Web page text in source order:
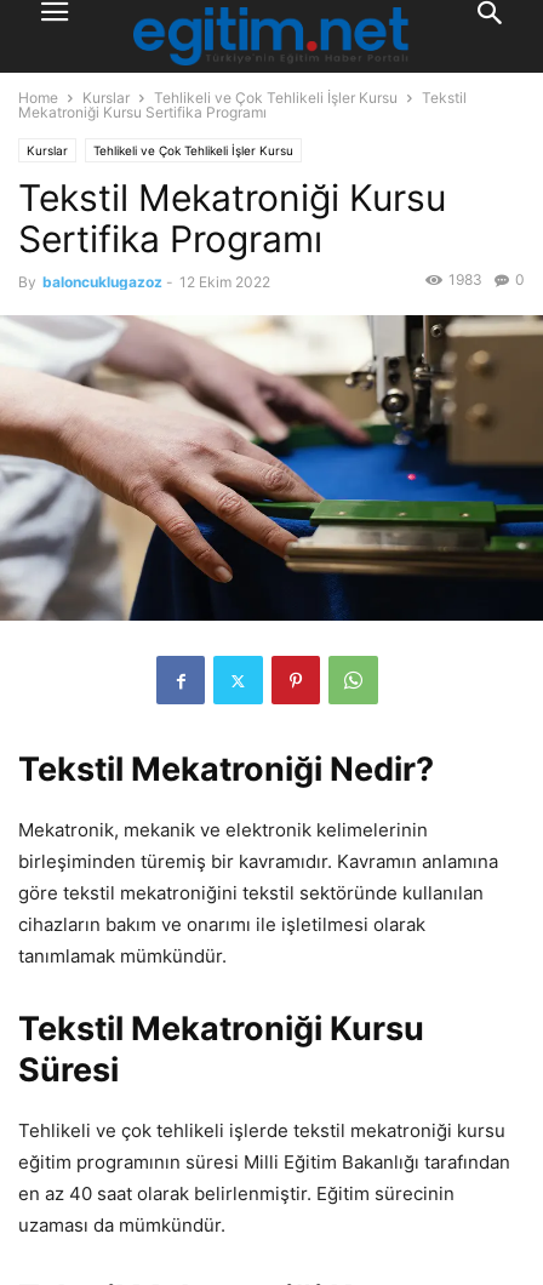
Home Kurslar Tehlikeli ve Çok Tehlikeli İşler Kursu
Tekstil
Mekatroniği Kursu Sertifika Programı
Kurslar Tehlikeli ve Çok Tehlikeli İşler Kursu
Tekstil Mekatroniği Kursu
Sertifika Programı
By baloncuklugazoz - 12 Ekim 2022 0
1983
Tekstil Mekatroniği Nedir?
Mekatronik, mekanik ve elektronik kelimelerinin
birleşiminden türemiş bir kavramıdır. Kavramın anlamına
göre tekstil mekatroniğini tekstil sektöründe kullanılan
cihazların bakım ve onarımı ile işletilmesi olarak
tanımlamak mümkündür.
Tekstil Mekatroniği Kursu
Süresi
Tehlikeli ve çok tehlikeli işlerde tekstil mekatroniği kursu
eğitim programının süresi Milli Eğitim Bakanlığı tarafından
en az 40 saat olarak belirlenmiştir. Eğitim sürecinin
uzaması da mümkündür.